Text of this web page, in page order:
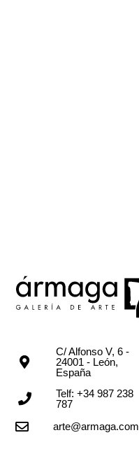
C/ Alfonso V, 6 -
24001 - León,
España
Telf: +34 987 238
787
arte@armaga.com